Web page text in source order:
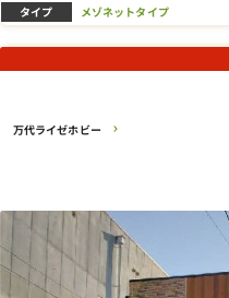
タイプ メゾネットタイプ
万代ライゼホビー